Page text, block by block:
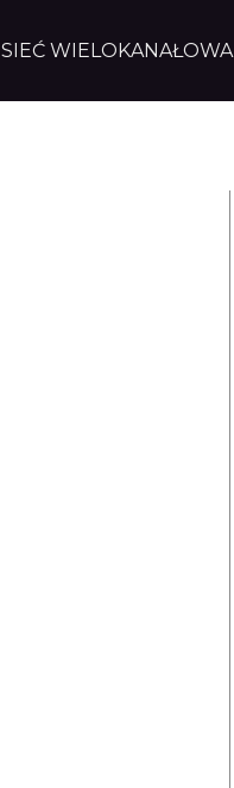
SIEĆ WIELOKANAŁOWA